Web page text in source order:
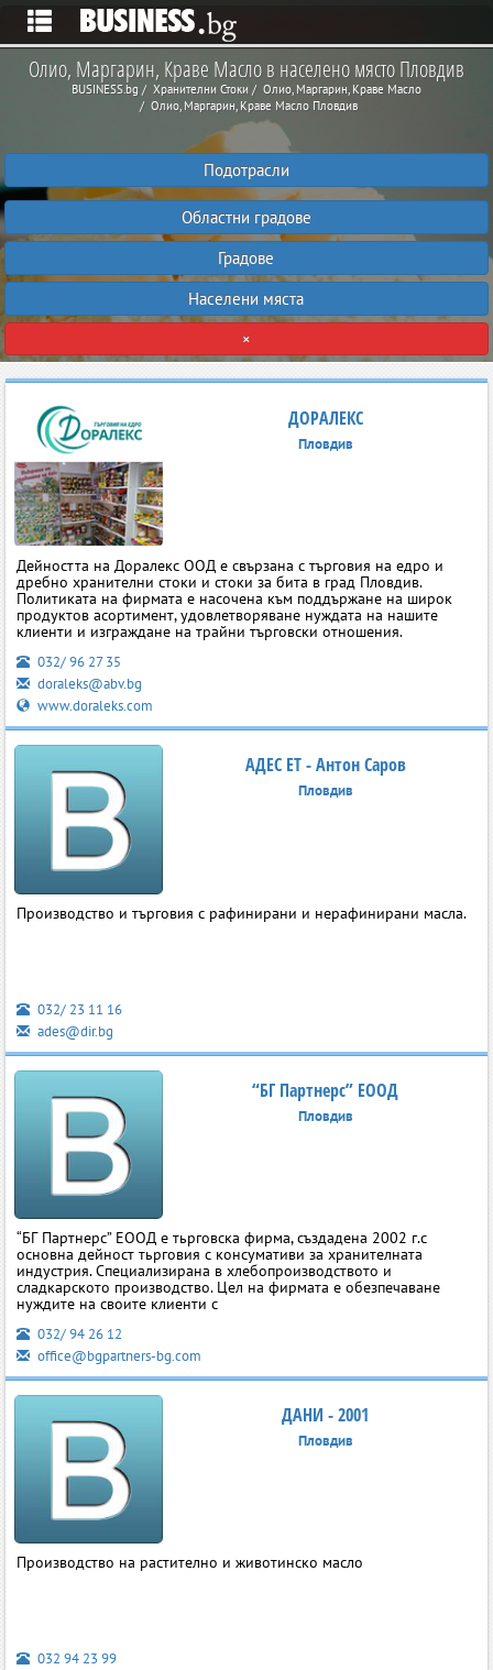
Олио, Маргарин, Краве Масло в населено място Пловдив
BUSINESS.bg Хранителни Стоки
Олио, Маргарин, Краве Масло
Олио, Маргарин, Краве Масло Пловдив
Подотрасли
Областни градове
Градове
Населени мяста
×
ДОРАЛЕКС
Пловдив
Дейността на Доралекс ООД е свързана с търговия на едро и
дребно хранителни стоки и стоки за бита в град Пловдив.
Политиката на фирмата е насочена към поддържане на широк
продуктов асортимент, удовлетворяване нуждата на нашите
клиенти и изграждане на трайни търговски отношения.
032/ 96 27 35
doraleks@abv.bg
www.doraleks.com
АДЕС ЕТ - Антон Саров
Пловдив
Производство и търговия с рафинирани и нерафинирани масла.
032/ 23 11 16
ades@dir.bg
“БГ Партнерс” ЕООД
Пловдив
“БГ Партнерс” ЕООД е тьрговска фирма, създадена 2002 г.с
основна дейност тьрговия с консумативи за хранителната
индустрия. Специализирана в хлебопроизводството и
сладкарското производство. Цел на фирмата е обезпечаване
нуждите на своите клиенти с
032/ 94 26 12
office@bgpartners-bg.com
ДАНИ - 2001
Пловдив
Производство на растително и животинско масло
032 94 23 99